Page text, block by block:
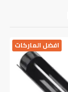
افضل الماركات